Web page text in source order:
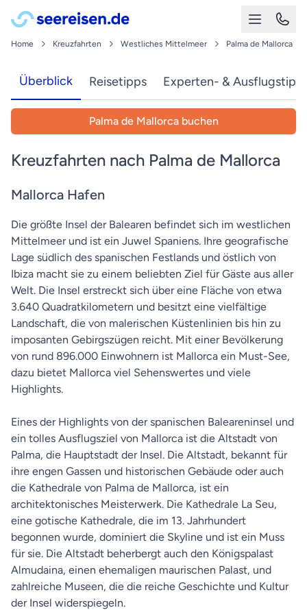
Home Kreuzfahrten Westliches Mittelmeer Palma de Mallorca
Überblick Reisetipps Experten- &
Palma de Mallorca buchen
Kreuzfahrten nach Palma de Mallorca
Mallorca Hafen
Die größte Insel der Balearen befindet sich im westlichen
Mittelmeer und ist ein Juwel Spaniens. Ihre geografische
Lage südlich des spanischen Festlands und östlich von
Ibiza macht sie zu einem beliebten Ziel für Gäste aus aller
Welt. Die Insel erstreckt sich über eine Fläche von etwa
3.640 Quadratkilometern und besitzt eine vielfältige
Landschaft, die von malerischen Küstenlinien bis hin zu
imposanten Gebirgszügen reicht. Mit einer Bevölkerung
von rund 896.000 Einwohnern ist Mallorca ein Must-See,
dazu bietet Mallorca viel Sehenswertes und viele
Highlights.
Eines der Highlights von der spanischen Baleareninsel und
ein tolles Ausflugsziel von Mallorca ist die Altstadt von
Palma, die Hauptstadt der Insel. Die Altstadt, bekannt für
ihre engen Gassen und historischen Gebäude oder auch
die Kathedrale von Palma de Mallorca, ist ein
architektonisches Meisterwerk. Die Kathedrale La Seu,
eine gotische Kathedrale, die im 13. Jahrhundert
begonnen wurde, dominiert die Skyline und ist ein Muss
für sie. Die Altstadt beherbergt auch den Königspalast
Almudaina, einen ehemaligen maurischen Palast, und
zahlreiche Museen, die die reiche Geschichte und Kultur
der Insel widerspiegeln.